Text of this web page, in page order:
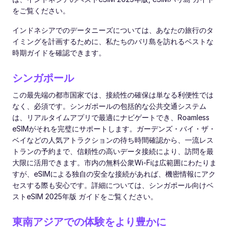
をご覧ください。
インドネシアでのデータニーズについては、あなたの旅行のタ
イミングを計画するために、私たちのバリ島を訪れるベストな
時期ガイドを確認できます。
シンガポール
この最先端の都市国家では、接続性の確保は単なる利便性では
なく、必須です。シンガポールの包括的な公共交通システム
は、リアルタイムアプリで最適にナビゲートでき、Roamless
eSIMがそれを完璧にサポートします。ガーデンズ・バイ・ザ・
ベイなどの人気アトラクションの待ち時間確認から、一流レス
トランの予約まで、信頼性の高いデータ接続により、訪問を最
大限に活用できます。市内の無料公衆Wi-Fiは広範囲にわたりま
すが、eSIMによる独自の安全な接続があれば、機密情報にアク
セスする際も安心です。詳細については、シンガポール向けベ
ストeSIM 2025年版 ガイドをご覧ください。
東南アジアでの体験をより豊かに